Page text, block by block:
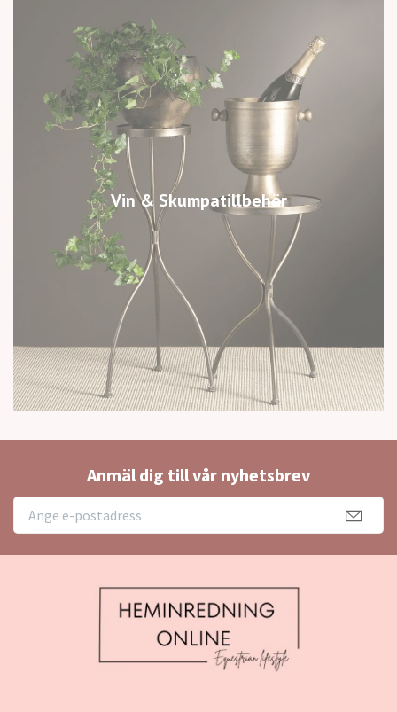
Vin & Skumpatillbehör
Anmäl dig till vår nyhetsbrev